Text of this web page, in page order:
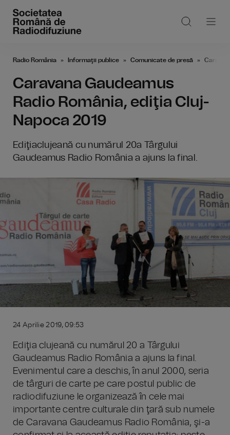
Radio România Informaţii publice Comunicate de presă
Caravana Gaudeamus
Radio România, ediţia Cluj-
Napoca 2019
Ediţiaclujeană cu numărul 20a Târgului
Gaudeamus Radio România a ajuns la final.
24 Aprilie 2019, 09:53
Ediţia clujeană cu numărul 20 a Târgului
Gaudeamus Radio România a ajuns la final.
Evenimentul care a deschis, în anul 2000, seria
de târguri de carte pe care postul public de
radiodifuziune le organizează în cele mai
importante centre culturale din ţară sub numele
de Caravana Gaudeamus Radio România, şi-a